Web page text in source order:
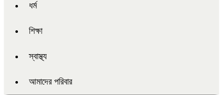
ধর্ম
শিক্ষা
স্বাস্থ্য
আমাদের পরিবার